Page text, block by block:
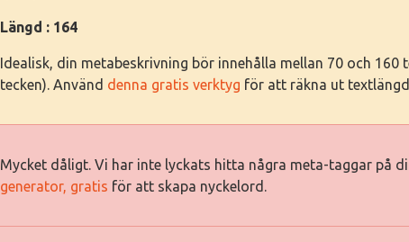
Längd : 164
Idealisk, din metabeskrivning bör innehålla mellan 70 och 160
tecken). Använd denna gratis verktyg för att räkna ut
Mycket dåligt. Vi har inte lyckats hitta några meta-taggar på
generator, gratis för att skapa nyckelord.